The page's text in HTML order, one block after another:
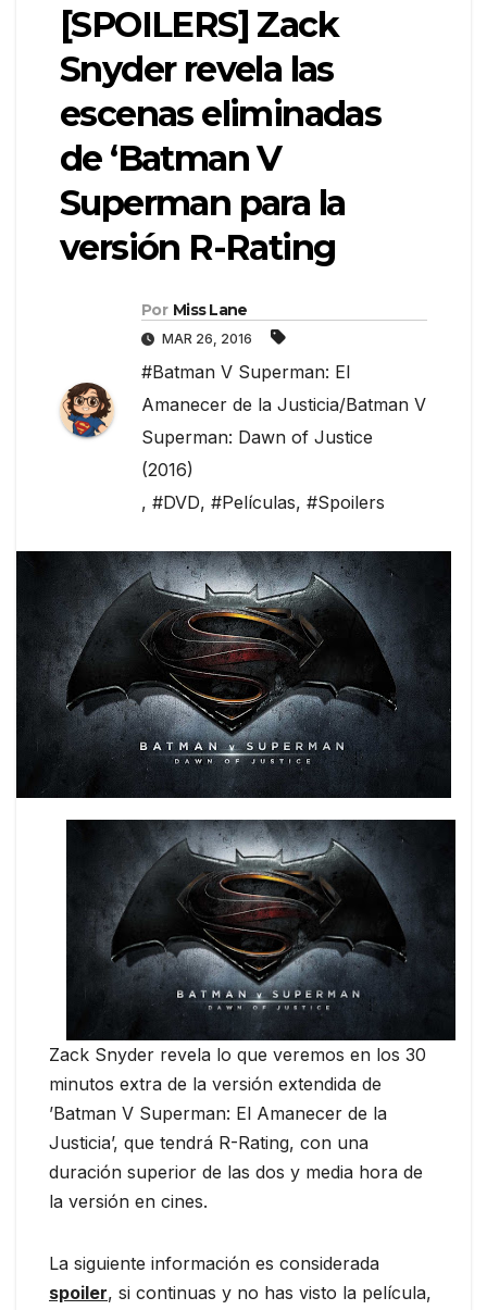
[SPOILERS] Zack
Snyder revela las
escenas eliminadas
de ‘Batman V
Superman para la
versión R-Rating
Por Miss Lane
MAR 26, 2016
#Batman V Superman: El
Amanecer de la Justicia/Batman V
Superman: Dawn of Justice
(2016)
, #DVD, #Películas, #Spoilers
Zack Snyder revela lo que veremos en los 30
minutos extra de la versión extendida de
‪’‎Batman V Superman: El Amanecer de la
Justicia’,‬ que tendrá R-Rating, con una
duración superior de las dos y media hora de
la versión en cines.
La siguiente información es considerada
spoiler, si continuas y no has visto la película,